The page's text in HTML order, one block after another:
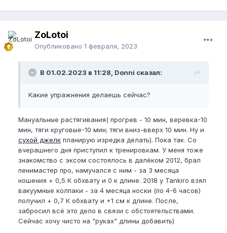
ZoLotoi
Опубликовано 1 февраля, 2023
В 01.02.2023 в 11:28, Donni сказал:
Какие упражнения делаешь сейчас?
Мануальные растягивания( прогрев - 10 мин, веревка-10
мин, тяги круговые-10 мин; тяги вниз-вверх 10 мин. Ну и
сухой джелк планирую изредка делать). Пока так. Со
вчерашнего дня приступил к тренировкам. У меня тоже
знакомство с эксом состоялось в далёком 2012, брал
пенимастер про, намучался с ним - за 3 месяца
ношения + 0,5 К обхвату и 0 к длине. 2018 у Tankiro взял
вакуумные колпаки - за 4 месяца носки (по 4-6 часов)
получил + 0,7 К обхвату и +1 см к длине. После,
забросил всё это дело в связи с обстоятельствами.
Сейчас хочу чисто на "руках" длины добавить)